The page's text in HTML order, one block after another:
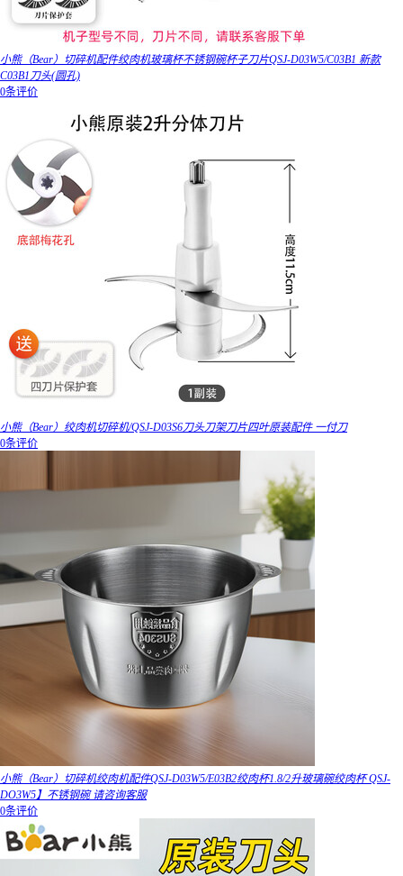
小熊（Bear）切碎机配件绞肉机玻璃杯不锈钢碗杯子刀片QSJ-D03W5/C03B1 新款
C03B1刀头(圆孔)
0条评价
小熊（Bear）绞肉机切碎机/QSJ-D03S6刀头刀架刀片四叶原装配件 一付刀
0条评价
小熊（Bear）切碎机绞肉机配件QSJ-D03W5/E03B2绞肉杯1.8/2升玻璃碗绞肉杯 QSJ-
DO3W5】不锈钢碗 请咨询客服
0条评价